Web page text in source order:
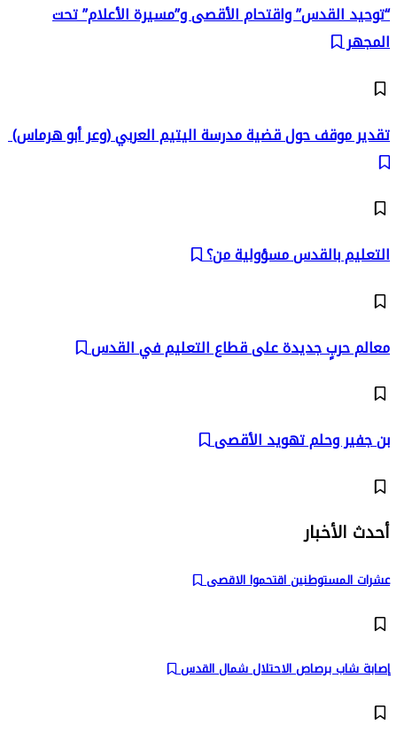
“توحيد القدس” واقتحام الأقصى و”مسيرة الأعلام” تحت
المجهر
تقدير موقف حول قضية مدرسة اليتيم العربي (وعر أبو هرماس)
التعليم بالقدس مسؤولية من؟
معالم حربٍ جديدة على قطاع التعليم في القدس
بن جفير وحلم تهويد الأقصى
أحدث الأخبار
عشرات المستوطنين اقتحموا الاقصى
إصابة شاب برصاص الاحتلال شمال القدس